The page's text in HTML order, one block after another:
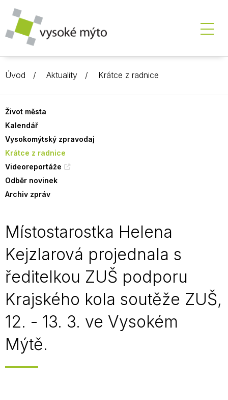
Úvod Aktuality Krátce z radnice
Život města
Kalendář
Vysokomýtský zpravodaj
Krátce z radnice
Videoreportáže
Odběr novinek
Archiv zpráv
Místostarostka Helena
Kejzlarová projednala s
ředitelkou ZUŠ podporu
Krajského kola soutěže ZUŠ,
12. - 13. 3. ve Vysokém
Mýtě.